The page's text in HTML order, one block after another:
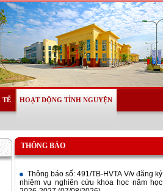
TẾ HOẠT ĐỘNG TÌNH NGUYỆN
THÔNG BÁO
nhiệm vụ nghiên cứu khoa học năm học
2026-2027(07/08/2026)